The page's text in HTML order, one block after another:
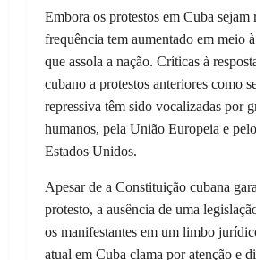
Embora os protestos em Cuba sejam
frequência tem aumentado em meio
que assola a nação. Críticas à
cubano a protestos anteriores como
repressiva têm sido vocalizadas por
humanos, pela União Europeia e
Estados Unidos.
Apesar de a Constituição cubana
protesto, a ausência de uma
os manifestantes em um limbo
atual em Cuba clama por atenção e